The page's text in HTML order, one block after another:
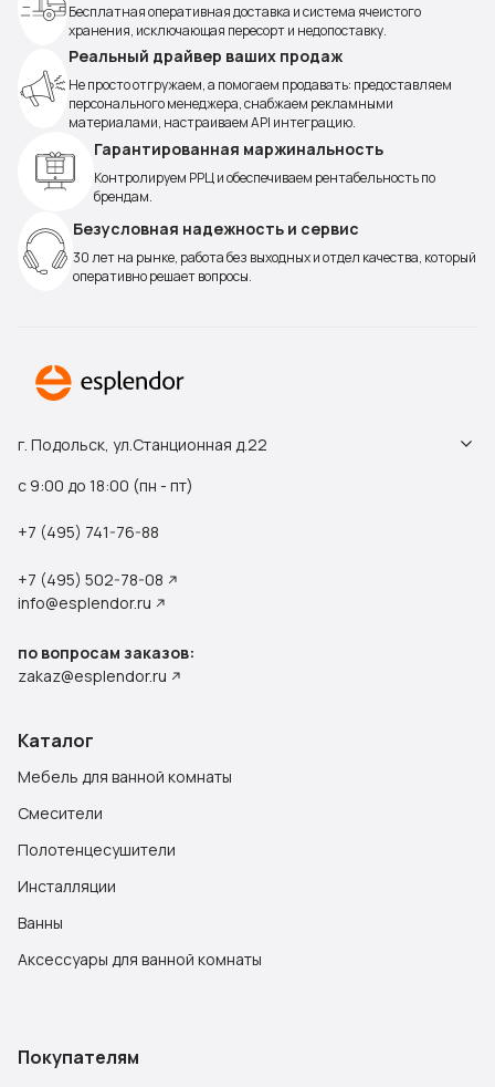
Бесплатная оперативная доставка и система ячеистого
хранения, исключающая пересорт и недопоставку.
Реальный драйвер ваших продаж
Не просто отгружаем, а помогаем продавать: предоставляем
персонального менеджера, снабжаем рекламными
материалами, настраиваем API интеграцию.
Гарантированная маржинальность
Контролируем РРЦ и обеспечиваем рентабельность по
брендам.
Безусловная надежность и сервис
30 лет на рынке, работа без выходных и отдел качества, который
оперативно решает вопросы.
г. Подольск, ул.Станционная д.22
с 9:00 до 18:00 (пн - пт)
+7 (495) 741-76-88
+7 (495) 502-78-08
info@esplendor.ru
по вопросам заказов:
zakaz@esplendor.ru
Каталог
Мебель для ванной комнаты
Смесители
Полотенцесушители
Инсталляции
Ванны
Аксессуары для ванной комнаты
Покупателям